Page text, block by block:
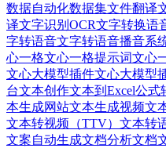
数据自动化数据集文件翻译
译文字识别OCR文字转换语
字转语音文字转语音播音系
心一格文心一格提示词文心
文心大模型插件文心大模型
台文本创作文本到Excel公式
本生成网站文本生成视频文
文本转视频（TTV） 文本转
文案自动生成文档分析文档